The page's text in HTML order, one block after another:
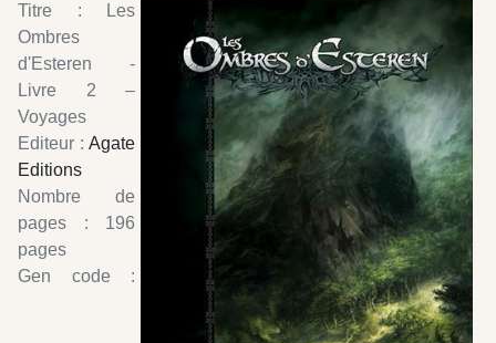
Titre : Les
Ombres
d'Esteren -
Livre 2 –
Voyages
Editeur : Agate
Editions
Nombre de
pages : 196
pages
Gen code :